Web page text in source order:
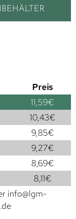
Preis
11,59€
10,43€
9,85€
9,27€
8,69€
8,11€
info@lgm-